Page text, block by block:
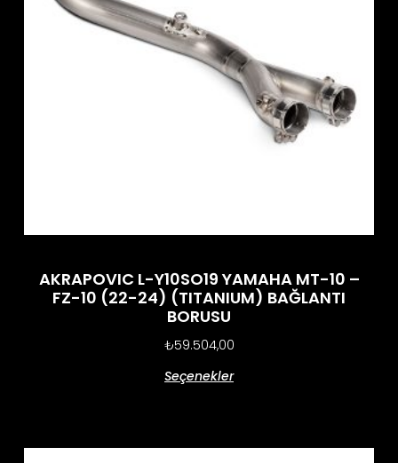
AKRAPOVIC L-Y10SO19 YAMAHA MT-10 –
FZ-10 (22-24) (TITANIUM) BAĞLANTI
BORUSU
₺59.504,00
Seçenekler